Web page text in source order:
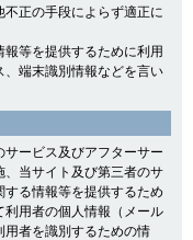
正の手段によらず適正に
等を提供するために利用
端末識別情報などを言い
ービス及びアフターサー
当サイト及び第三者のサ
る情報等を提供するため
用者の個人情報（メール
者を識別するための情